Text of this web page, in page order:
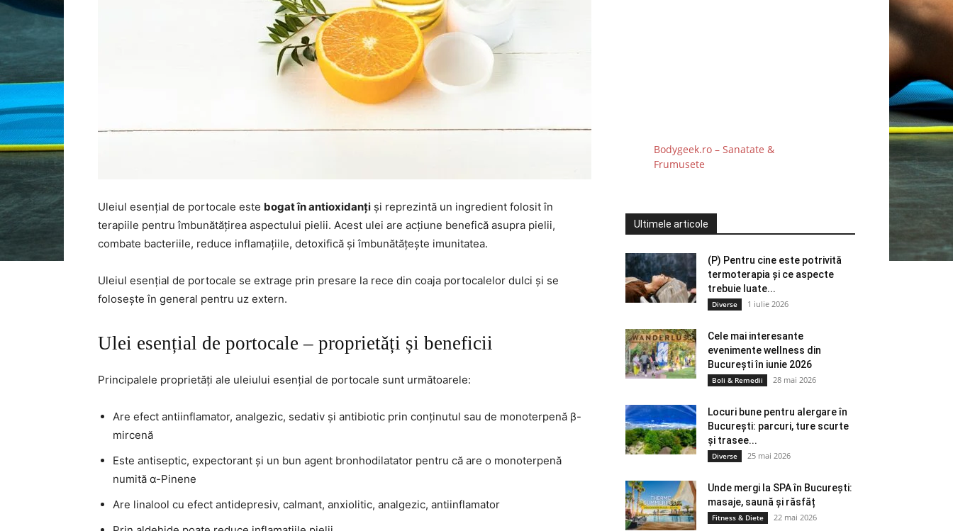
Uleiul esențial de portocale este bogat în antioxidanți și reprezintă un ingredient folosit în
terapiile pentru îmbunătățirea aspectului pielii. Acest ulei are acțiune benefică asupra pielii,
combate bacteriile, reduce inflamațiile, detoxifică și îmbunătățește imunitatea.
Uleiul esențial de portocale se extrage prin presare la rece din coaja portocalelor dulci și se
folosește în general pentru uz extern.
Ulei esențial de portocale – proprietăți și beneficii
Principalele proprietăți ale uleiului esențial de portocale sunt următoarele:
Are efect antiinflamator, analgezic, sedativ și antibiotic prin conținutul sau de monoterpenă β-
mircenă
Este antiseptic, expectorant și un bun agent bronhodilatator pentru că are o monoterpenă
numită α-Pinene
Are linalool cu efect antidepresiv, calmant, anxiolitic, analgezic, antiinflamator
Bodygeek.ro – Sanatate &
Frumusete
Ultimele articole
(P) Pentru cine este potrivită
termoterapia și ce aspecte
trebuie luate...
Diverse 1 iulie 2026
Cele mai interesante
evenimente wellness din
București în iunie 2026
Boli & Remedii 28 mai 2026
Locuri bune pentru alergare în
București: parcuri, ture scurte
și trasee...
Diverse 25 mai 2026
Unde mergi la SPA în București:
masaje, saună și răsfăț
Fitness & Diete 22 mai 2026